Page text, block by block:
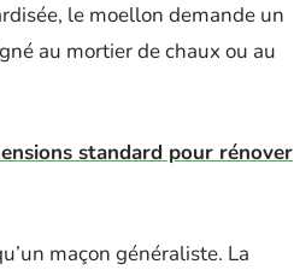
le moellon demande un
au mortier de chaux ou au
standard pour rénover
maçon généraliste. La